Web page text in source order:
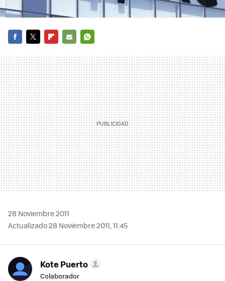
MAIL
28 Noviembre 2011
Actualizado 28 Noviembre 2011, 11:45
Kote Puerto
Colaborador